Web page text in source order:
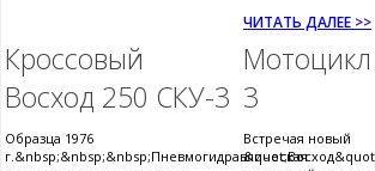
ЧИТАТЬ ДАЛЕЕ >>
Кроссовый
Восход 250 СКУ-3
Образца 1976
г.&nbsp;&nbsp;&nbsp;Пневмогидравлическая
3
Встречая новый